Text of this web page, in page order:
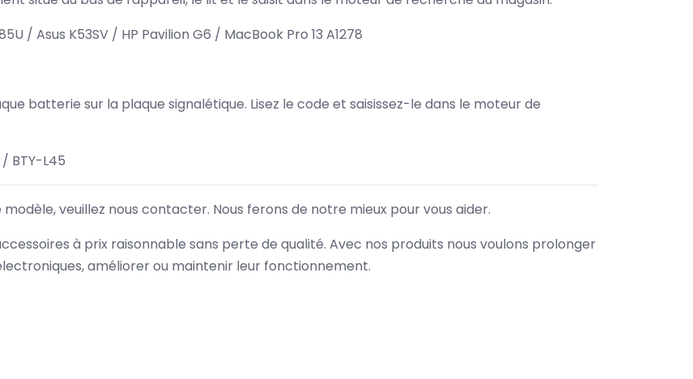
/ Asus K53SV / HP Pavilion G6 / MacBook Pro 13 A1278
batterie sur la plaque signalétique. Lisez le code et saisissez-le dans le moteur de
BTY-L45
veuillez nous contacter. Nous ferons de notre mieux pour vous aider.
à prix raisonnable sans perte de qualité. Avec nos produits nous voulons prolonger
améliorer ou maintenir leur fonctionnement.